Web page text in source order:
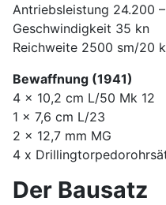
Antriebsleistung 24.200
Geschwindigkeit 35 kn
Reichweite 2500 sm/20
Bewaffnung (1941)
4 x 10,2 cm L/50 Mk 12
1 x 7,6 cm L/23
2 x 12,7 mm MG
4 x
Der Bausatz